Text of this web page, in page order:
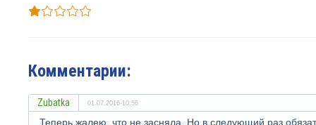
Комментарии:
Zubatka 01.07.2016-10:56
Теперь жалею, что не засняла. Но в следующий раз